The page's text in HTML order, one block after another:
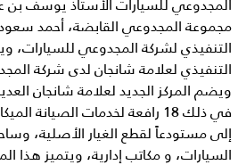
المجدوعي للسيارات الأستاذ يوسف
مجموعة المجدوعي القابضة، أحمد
التنفيذي لشركة المجدوعي للسيارات،
التنفيذي لعلامة شانجان لدى شركة
ويضم المركز الجديد لعلامة شانجان
في ذلك 18 رافعة لخدمات الصيانة
إلى مستودعاً لقطع الغيار الأصلية،
السيارات، و مكاتب إدارية، ويتميز هذا